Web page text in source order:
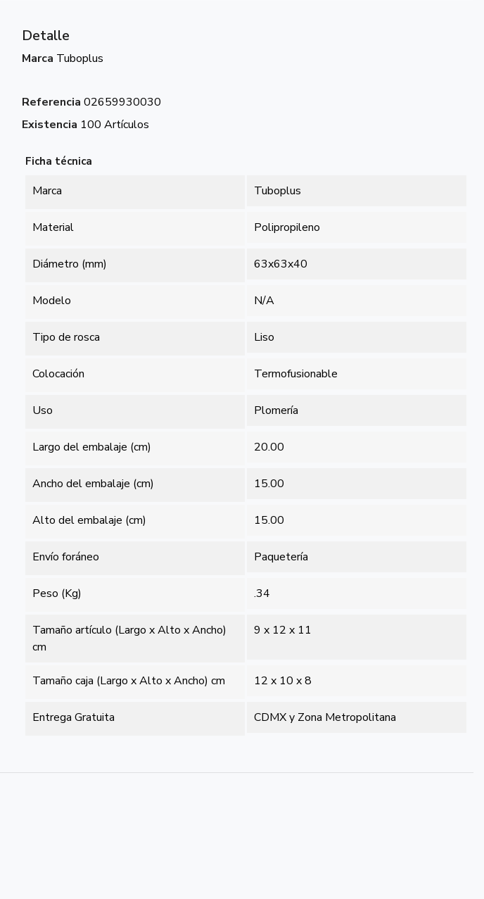
Detalle
Marca Tuboplus
Referencia 02659930030
Existencia 100 Artículos
Ficha técnica
Marca Tuboplus
Material Polipropileno
Diámetro (mm) 63x63x40
Modelo N/A
Tipo de rosca Liso
Colocación Termofusionable
Uso Plomería
Largo del embalaje (cm) 20.00
Ancho del embalaje (cm) 15.00
Alto del embalaje (cm) 15.00
Envío foráneo Paquetería
Peso (Kg) .34
Tamaño artículo (Largo x Alto x Ancho)
cm
9 x 12 x 11
Tamaño caja (Largo x Alto x Ancho) cm 12 x 10 x 8
Entrega Gratuita CDMX y Zona Metropolitana